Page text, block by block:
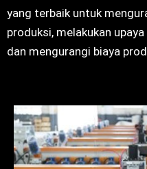
yang terbaik untuk
produksi, melakukan
dan mengurangi biaya